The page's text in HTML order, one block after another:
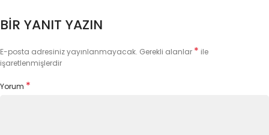
BIR YANIT YAZIN
E-posta adresiniz yayınlanmayacak. Gerekli alanlar * ile
işaretlenmişlerdir
Yorum *